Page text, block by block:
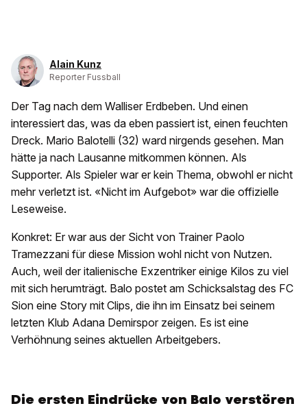
Alain Kunz
Reporter Fussball
Der Tag nach dem Walliser Erdbeben. Und einen
interessiert das, was da eben passiert ist, einen feuchten
Dreck. Mario Balotelli (32) ward nirgends gesehen. Man
hätte ja nach Lausanne mitkommen können. Als
Supporter. Als Spieler war er kein Thema, obwohl er nicht
mehr verletzt ist. «Nicht im Aufgebot» war die offizielle
Leseweise.
Konkret: Er war aus der Sicht von Trainer Paolo
Tramezzani für diese Mission wohl nicht von Nutzen.
Auch, weil der italienische Exzentriker einige Kilos zu viel
mit sich herumträgt. Balo postet am Schicksalstag des FC
Sion eine Story mit Clips, die ihn im Einsatz bei seinem
letzten Klub Adana Demirspor zeigen. Es ist eine
Verhöhnung seines aktuellen Arbeitgebers.
Die ersten Eindrücke von Balo verstören